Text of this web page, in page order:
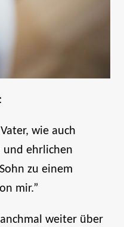
:
wie auch
und ehrlichen
zu einem
mir.”
weiter über